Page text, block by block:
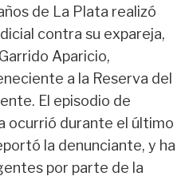
de La Plata realizó
contra su expareja,
Aparicio,
a la Reserva del
El episodio de
ocurrió durante el último
la denunciante, y ha
por parte de la